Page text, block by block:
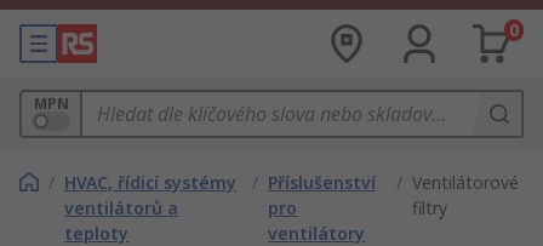
0
MPN
/ HVAC, řídicí systémy
ventilátorů a
teploty
/ Příslušenství
pro
ventilátory
/ Ventilátorové
filtry